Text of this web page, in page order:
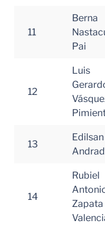
11
Berna
Pai
12
Luis
13
Edilsan
14
Rubiel
Zapata